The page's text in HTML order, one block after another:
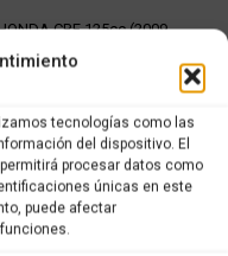
tecnologías como las
del dispositivo. El
procesar datos como
únicas en este
puede afectar
CBF 125cc (2009-